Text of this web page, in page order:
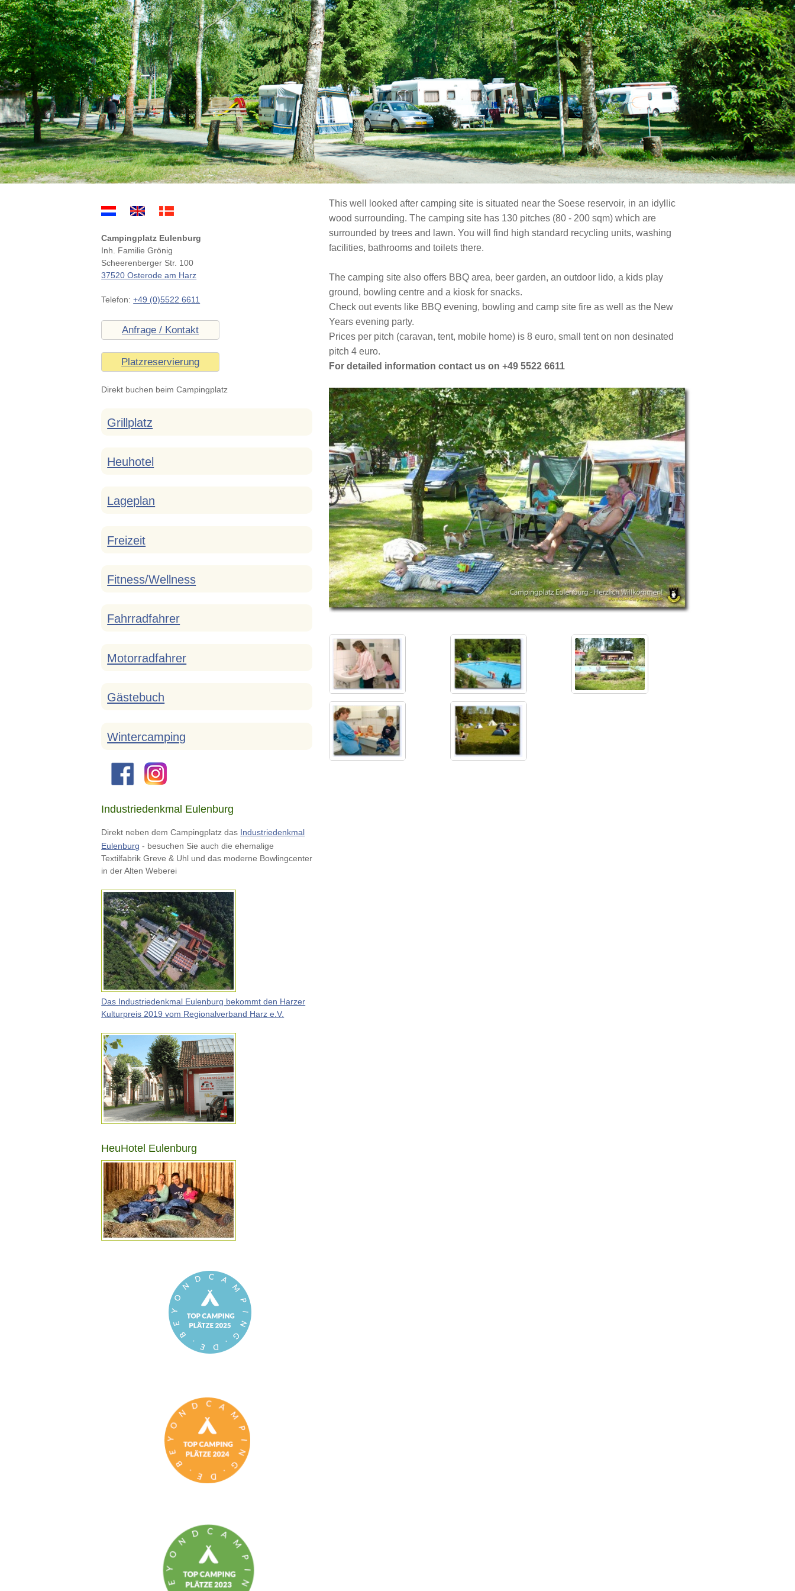
This well looked after camping site is situated near the Soese reservoir, in an idyllic
wood surrounding.The camping site has 130 pitches (80 - 200 sqm) which are
surrounded by trees and lawn. You will find high standard recycling units, washing
facilities, bathrooms and toilets there.
The camping site also offers BBQ area, beer garden, an outdoor lido, a kids play
ground, bowling centre and a kiosk for snacks.
Check out events like BBQ evening, bowling and camp site fire as well as the New
Years evening party.
Prices per pitch (caravan, tent, mobile home) is 8 euro, small tent on non desinated
pitch 4 euro.
For detailed information contact us on +49 5522 6611
Campingplatz Eulenburg
Inh. Familie Grönig
Scheerenberger Str. 100
37520 Osterode am Harz
Telefon:+49 (0)5522 6611
Anfrage / Kontakt
Platzreservierung
Direkt buchen beim Campingplatz
Grillplatz
Heuhotel
Lageplan
Freizeit
Fitness/Wellness
Fahrradfahrer
Motorradfahrer
Gästebuch
Wintercamping
Industriedenkmal Eulenburg
Direkt neben dem Campingplatz das Industriedenkmal
Eulenburg - besuchen Sie auch die ehemalige
Textilfabrik Greve & Uhl und das moderne Bowlingcenter
in der Alten Weberei
Das Industriedenkmal Eulenburg bekommt den Harzer
Kulturpreis 2019 vom Regionalverband Harz e.V.
HeuHotel Eulenburg